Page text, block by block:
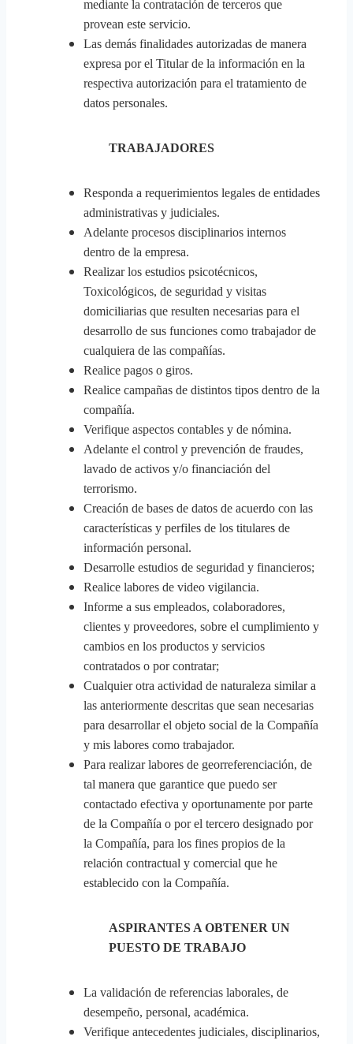
mediante la contratación de terceros que
provean este servicio.
Las demás finalidades autorizadas de manera
expresa por el Titular de la información en la
respectiva autorización para el tratamiento de
datos personales.
TRABAJADORES
Responda a requerimientos legales de entidades
administrativas y judiciales.
Adelante procesos disciplinarios internos
dentro de la empresa.
Realizar los estudios psicotécnicos,
Toxicológicos, de seguridad y visitas
domiciliarias que resulten necesarias para el
desarrollo de sus funciones como trabajador de
cualquiera de las compañías.
Realice pagos o giros.
Realice campañas de distintos tipos dentro de la
compañía.
Verifique aspectos contables y de nómina.
Adelante el control y prevención de fraudes,
lavado de activos y/o financiación del
terrorismo.
Creación de bases de datos de acuerdo con las
características y perfiles de los titulares de
información personal.
Desarrolle estudios de seguridad y financieros;
Realice labores de video vigilancia.
Informe a sus empleados, colaboradores,
clientes y proveedores, sobre el cumplimiento y
cambios en los productos y servicios
contratados o por contratar;
Cualquier otra actividad de naturaleza similar a
las anteriormente descritas que sean necesarias
para desarrollar el objeto social de la Compañía
y mis labores como trabajador.
Para realizar labores de georreferenciación, de
tal manera que garantice que puedo ser
contactado efectiva y oportunamente por parte
de la Compañía o por el tercero designado por
la Compañía, para los fines propios de la
relación contractual y comercial que he
establecido con la Compañía.
ASPIRANTES A OBTENER UN
PUESTO DE TRABAJO
La validación de referencias laborales, de
desempeño, personal, académica.
Verifique antecedentes judiciales, disciplinarios,